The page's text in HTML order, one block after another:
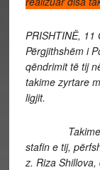
PRISHTINË, 11
Përgjithshëm i
qëndrimit të tij
takime zyrtare
ligjit.
Takimet
stafin e tij,
z. Riza